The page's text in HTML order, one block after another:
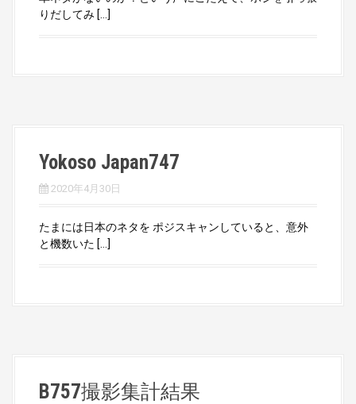
りだしてみ […]
Yokoso Japan747
2020年4月30日
たまには日本のネタを ポジスキャンしていると、意外
と機数いた […]
B757撮影集計結果